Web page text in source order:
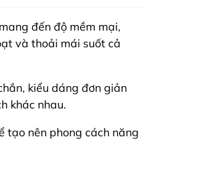
đến độ mềm mại,
và thoải mái suốt cả
kiểu dáng đơn giản
khác nhau.
tạo nên phong cách năng